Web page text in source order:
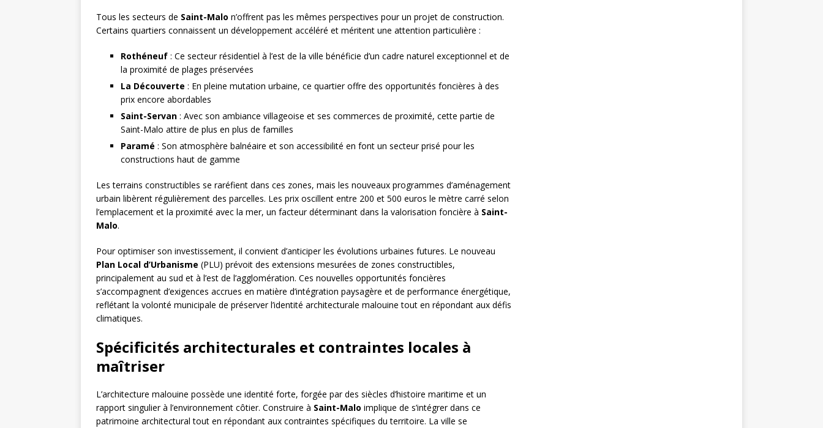
Tous les secteurs de Saint-Malo n’offrent pas les mêmes perspectives pour un projet de construction.
Certains quartiers connaissent un développement accéléré et méritent une attention particulière :
Rothéneuf : Ce secteur résidentiel à l’est de la ville bénéficie d’un cadre naturel exceptionnel et de
la proximité de plages préservées
La Découverte : En pleine mutation urbaine, ce quartier offre des opportunités foncières à des
prix encore abordables
Saint-Servan : Avec son ambiance villageoise et ses commerces de proximité, cette partie de
Saint-Malo attire de plus en plus de familles
Paramé : Son atmosphère balnéaire et son accessibilité en font un secteur prisé pour les
constructions haut de gamme
Les terrains constructibles se raréfient dans ces zones, mais les nouveaux programmes d’aménagement
urbain libèrent régulièrement des parcelles. Les prix oscillent entre 200 et 500 euros le mètre carré selon
l’emplacement et la proximité avec la mer, un facteur déterminant dans la valorisation foncière à Saint-
Malo.
Pour optimiser son investissement, il convient d’anticiper les évolutions urbaines futures. Le nouveau
Plan Local d’Urbanisme (PLU) prévoit des extensions mesurées de zones constructibles,
principalement au sud et à l’est de l’agglomération. Ces nouvelles opportunités foncières
s’accompagnent d’exigences accrues en matière d’intégration paysagère et de performance énergétique,
reflétant la volonté municipale de préserver l’identité architecturale malouine tout en répondant aux défis
climatiques.
Spécificités architecturales et contraintes locales à
maîtriser
L’architecture malouine possède une identité forte, forgée par des siècles d’histoire maritime et un
rapport singulier à l’environnement côtier. Construire à Saint-Malo implique de s’intégrer dans ce
patrimoine architectural tout en répondant aux contraintes spécifiques du territoire. La ville se